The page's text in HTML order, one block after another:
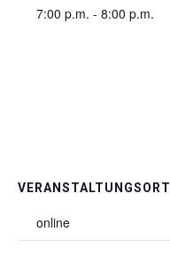
7:00 p.m. - 8:00 p.m.
VERANSTALTUNGSORT
online